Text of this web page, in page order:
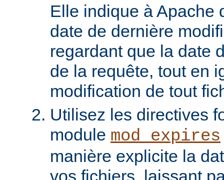
Elle indique à Apache
date de dernière
regardant que la date
de la requête, tout en
modification de tout
Utilisez les directives
module mod_expires
manière explicite la